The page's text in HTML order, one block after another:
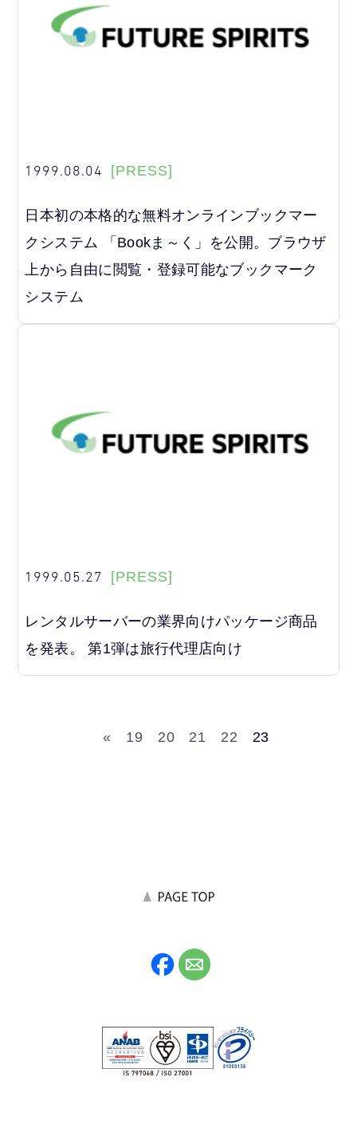
1999.08.04 [PRESS]
日本初の本格的な無料オンラインブックマー
クシステム 「Bookま～く」を公開。ブラウザ
上から自由に閲覧・登録可能なブックマーク
システム
1999.05.27 [PRESS]
レンタルサーバーの業界向けパッケージ商品
を発表。 第1弾は旅行代理店向け
« 19 20 21 22 23